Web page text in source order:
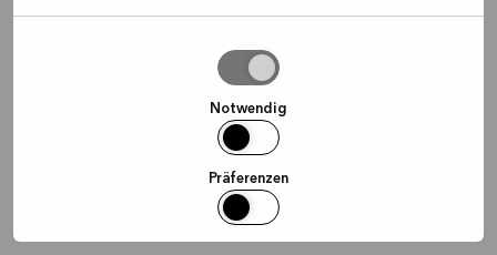
Notwendig
Präferenzen